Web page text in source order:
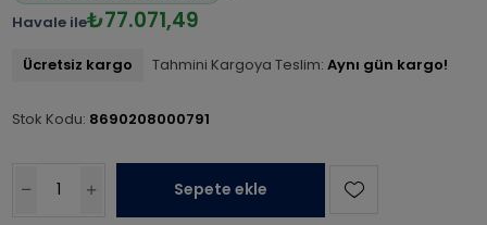
Havale ile₺77.071,49
Ücretsiz kargo Tahmini Kargoya Teslim: Aynı gün kargo!
Stok Kodu: 8690208000791
Sepete ekle